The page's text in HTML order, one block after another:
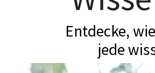
Entdecke,
jede